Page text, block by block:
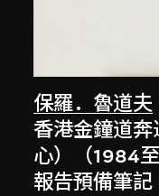
保羅．魯道夫
香港金鐘道奔
心）（1984
報告預備筆記